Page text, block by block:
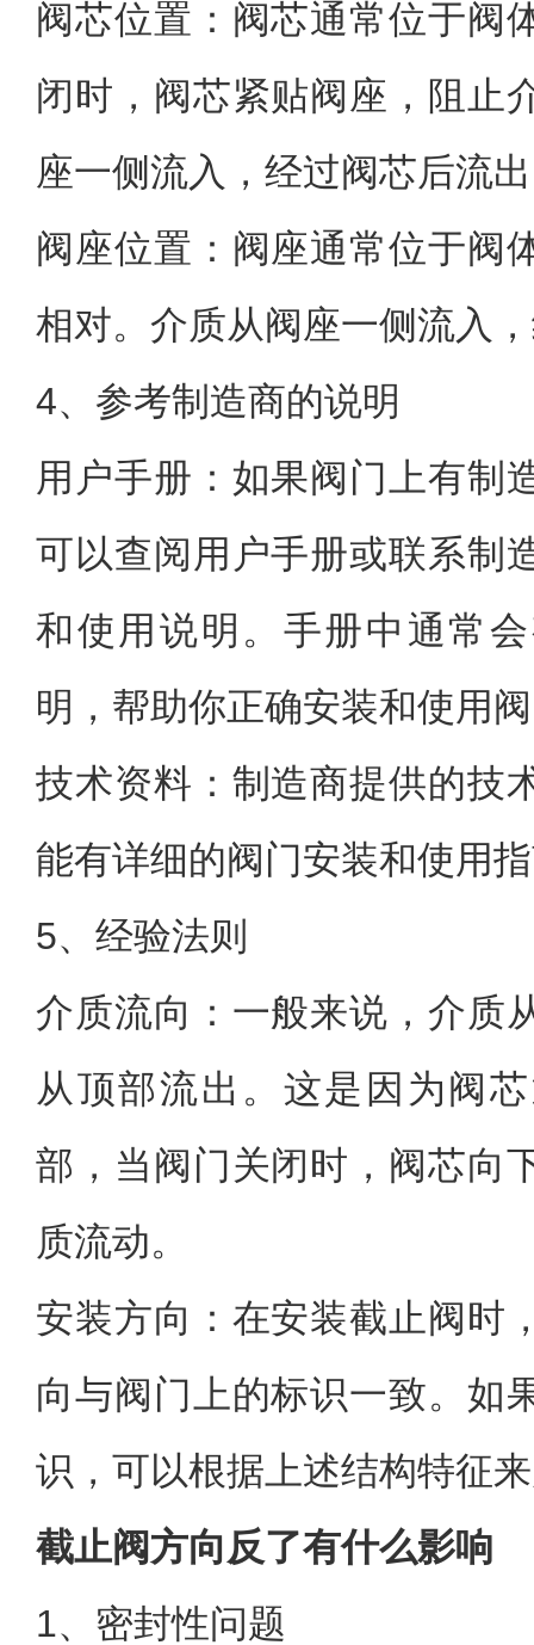
阀芯位置：阀芯通常位于阀
闭时，阀芯紧贴阀座，阻止
座一侧流入，经过阀芯后流
阀座位置：阀座通常位于阀
相对。介质从阀座一侧流入
4、参考制造商的说明
用户手册：如果阀门上有制
可以查阅用户手册或联系制
和使用说明。手册中通常
明，帮助你正确安装和使用
技术资料：制造商提供的技
能有详细的阀门安装和使用
5、经验法则
介质流向：一般来说，介质
从顶部流出。这是因为阀
部，当阀门关闭时，阀芯向
质流动。
安装方向：在安装截止阀时
向与阀门上的标识一致。如
识，可以根据上述结构特征
截止阀方向反了有什么影响
1、密封性问题